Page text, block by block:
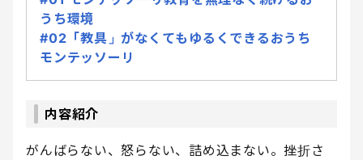
うち環境
#02「教具」がなくてもゆるくできるおうち
モンテッソーリ
内容紹介
がんばらない、怒らない、詰め込まない。挫折さ